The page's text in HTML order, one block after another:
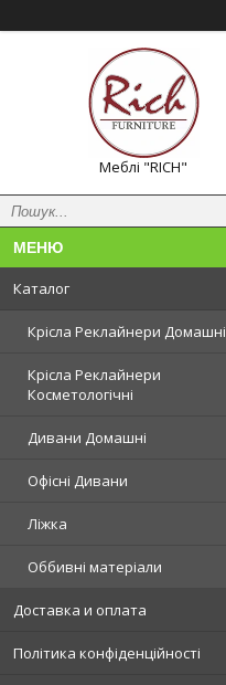
Меблі "RICH"
Каталог
Крісла Реклайнери Домашні
Крісла Реклайнери
Косметологічні
Дивани Домашні
Офісні Дивани
Ліжка
Оббивні матеріали
Доставка и оплата
Політика конфіденційності